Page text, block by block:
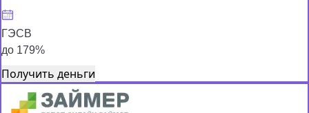
ГЭСВ
до 179%
Получить деньги